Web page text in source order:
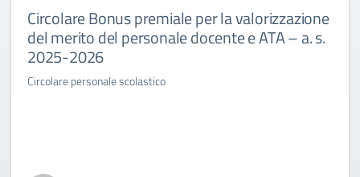
Circolare Bonus premiale per la valorizzazione
del merito del personale docente e ATA – a. s.
2025-2026
Circolare personale scolastico